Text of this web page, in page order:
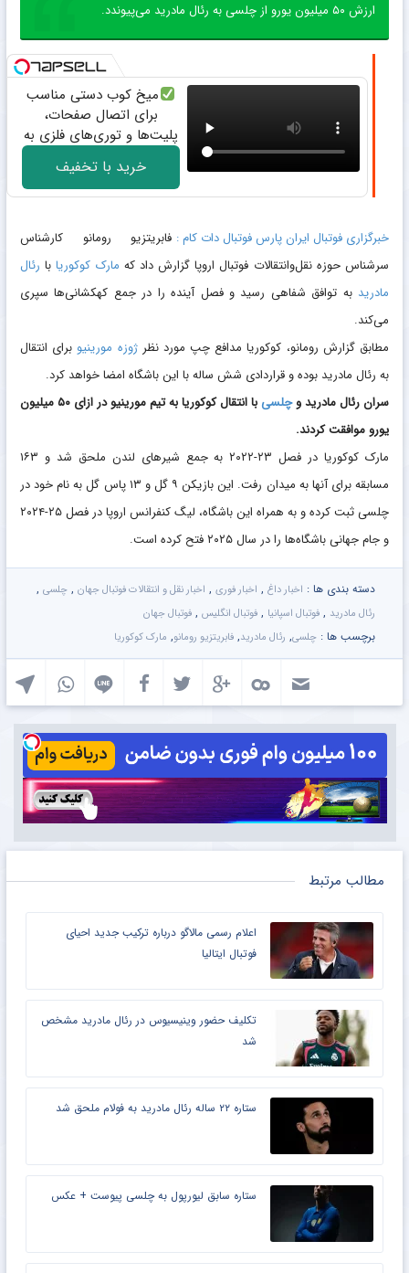
ارزش ۵۰ میلیون یورو از چلسی به رئال مادرید می‌پیوندد.
میخ کوب دستی مناسب
برای اتصال صفحات،
پلیت‌ها و توری‌های فلزی به
بتن
خرید با تخفیف
خبرگزاری فوتبال ایران پارس فوتبال دات کام : فابریتزیو رومانو کارشناس
سرشناس حوزه نقل‌وانتقالات فوتبال اروپا گزارش داد که مارک کوکوریابا رئال
مادرید به توافق شفاهی رسید و فصل آینده را در جمع کهکشانی‌ها سپری
می‌کند.
مطابق گزارش رومانو، کوکوریا مدافع چپ مورد نظر ژوزه مورینیو برای انتقال
به رئال مادرید بوده و قراردادی شش ساله با این باشگاه امضا خواهد کرد.
سران رئال مادرید وچلسی
با انتقال کوکوریا به تیم مورینیو در ازای ۵۰ میلیون
یورو موافقت کردند.
مارک کوکوریا در فصل ۲۳-۲۰۲۲ به جمع شیرهای لندن ملحق شد و ۱۶۳
مسابقه برای آنها به میدان رفت. این بازیکن ۹ گل و ۱۳ پاس گل به نام خود در
چلسی ثبت کرده و به همراه این باشگاه، لیگ کنفرانس اروپا در فصل ۲۵-۲۰۲۴
و جام جهانی باشگاه‌ها را در سال ۲۰۲۵ فتح کرده است.
دسته بندی ها : اخبار داغ , اخبار فوری , اخبار نقل و انتقالات فوتبال جهان , چلسی ,
رئال مادرید , فوتبال اسپانیا , فوتبال انگلیس , فوتبال جهان
برچسب ها : چلسی, رئال مادرید, فابریتزیو رومانو, مارک کوکوریا
مطالب مرتبط
اعلام رسمی مالاگو درباره ترکیب جدید احیای
فوتبال ایتالیا
تکلیف حضور وینیسیوس در رئال مادرید مشخص
شد
ستاره ۲۲ ساله رئال مادرید به فولام ملحق شد
ستاره سابق لیورپول به چلسی پیوست + عکس